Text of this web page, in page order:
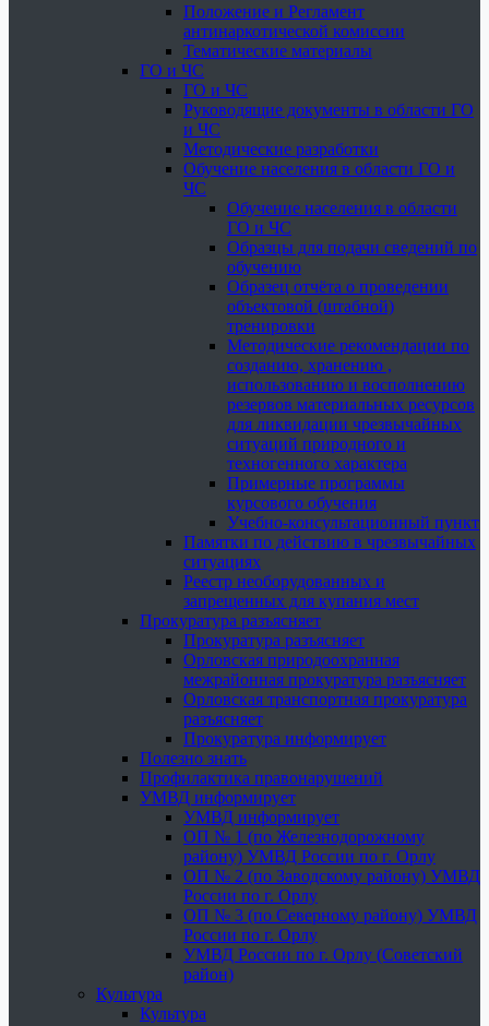
Положение и Регламент
антинаркотической комиссии
Тематические материалы
ГО и ЧС
ГО и ЧС
Руководящие документы в области ГО
и ЧС
Методические разработки
Обучение населения в области ГО и
ЧС
Обучение населения в области
ГО и ЧС
Образцы для подачи сведений по
обучению
Образец отчёта о проведении
объектовой (штабной)
тренировки
Методические рекомендации по
созданию, хранению ,
использованию и восполнению
резервов материальных ресурсов
для ликвидации чрезвычайных
ситуаций природного и
техногенного характера
Примерные программы
курсового обучения
Учебно-консультационный пункт
Памятки по действию в чрезвычайных
ситуациях
Реестр необорудованных и
запрещенных для купания мест
Прокуратура разъясняет
Прокуратура разъясняет
Орловская природоохранная
межрайонная прокуратура разъясняет
Орловская транспортная прокуратура
разъясняет
Прокуратура информирует
Полезно знать
Профилактика правонарушений
УМВД информирует
УМВД информирует
ОП № 1 (по Железнодорожному
району) УМВД России по г. Орлу
ОП № 2 (по Заводскому району) УМВД
России по г. Орлу
ОП № 3 (по Северному району) УМВД
России по г. Орлу
УМВД России по г. Орлу (Советский
район)
Культура
Культура